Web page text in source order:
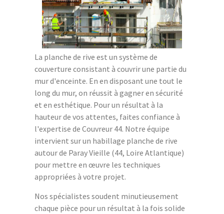
La planche de rive est un système de
couverture consistant à couvrir une partie du
mur d'enceinte. En en disposant une tout le
long du mur, on réussit à gagner en sécurité
et en esthétique. Pour un résultat à la
hauteur de vos attentes, faites confiance à
l'expertise de Couvreur 44. Notre équipe
intervient sur un habillage planche de rive
autour de Paray Vieille (44, Loire Atlantique)
pour mettre en œuvre les techniques
appropriées à votre projet.
Nos spécialistes soudent minutieusement
chaque pièce pour un résultat à la fois solide